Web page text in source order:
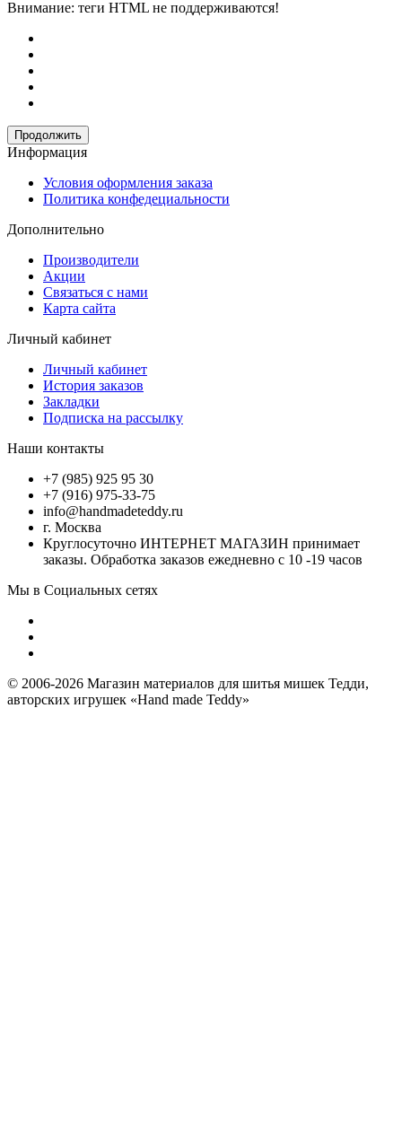
Внимание: теги HTML не поддерживаются!
Продолжить
Информация
Условия оформления заказа
Политика конфедециальности
Дополнительно
Производители
Акции
Связаться с нами
Карта сайта
Личный кабинет
Личный кабинет
История заказов
Закладки
Подписка на рассылку
Наши контакты
+7 (985) 925 95 30
+7 (916) 975-33-75
info@handmadeteddy.ru
г. Москва
Круглосуточно ИНТЕРНЕТ МАГАЗИН принимает
заказы. Обработка заказов ежедневно с 10 -19 часов
Мы в Социальных сетях
© 2006-2026 Магазин материалов для шитья мишек Тедди,
авторских игрушек «Hand made Teddy»